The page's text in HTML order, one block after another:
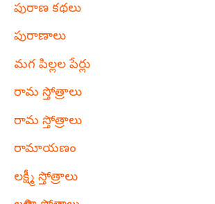
పురాణ కథలు
పురాణాలు
మగ పిల్లల పేర్లు
రామ స్తోత్రాలు
రామ స్తోత్రాలు
రామాయణం
లక్ష్మీ స్తోత్రాలు